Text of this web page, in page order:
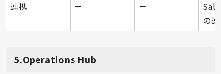
連携 － －
の
5.Operations Hub